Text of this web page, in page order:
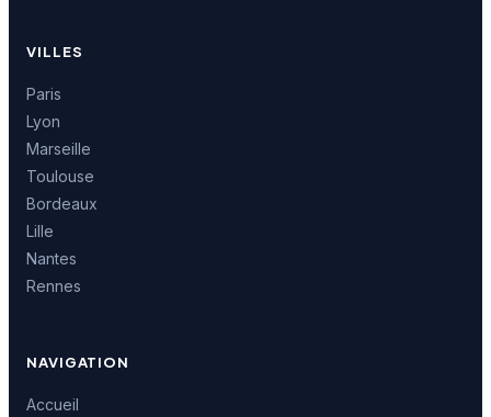
VILLES
Paris
Lyon
Marseille
Toulouse
Bordeaux
Lille
Nantes
Rennes
NAVIGATION
Accueil